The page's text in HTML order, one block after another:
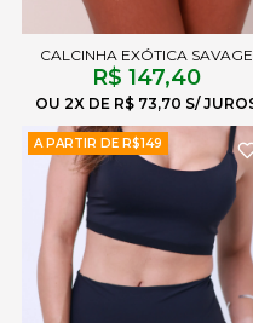
CALCINHA EXÓTICA SAVAGE
R$ 147,40
2X R$ 73,70
A PARTIR DE R$149